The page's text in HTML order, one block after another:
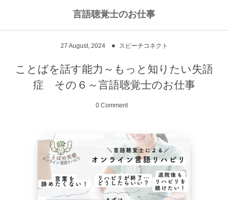
言語聴覚士のお仕事
27 August, 2024 スピーチコネクト
ことばを話す能力～もっと知りたい失語
症 その６～言語聴覚士のお仕事
0 Comment
脳に何かがあったとき
NPO法人Reジョブ大阪
ワーキングマザーの知恵 お豆